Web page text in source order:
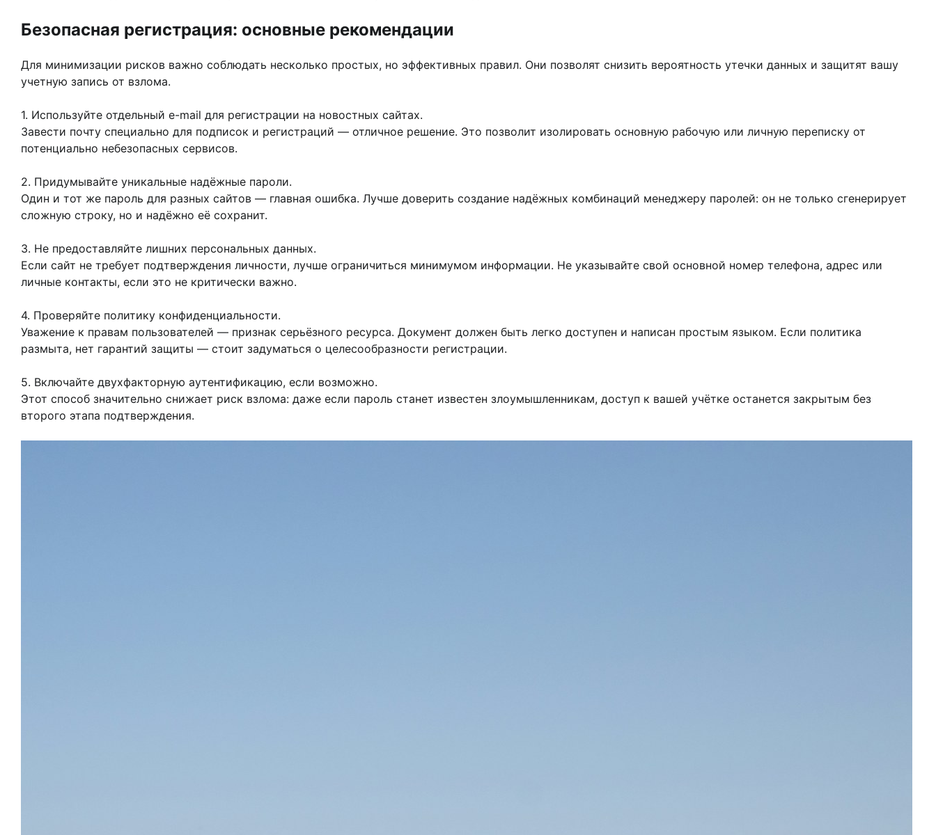
Безопасная регистрация: основные рекомендации
Для минимизации рисков важно соблюдать несколько простых, но эффективных правил. Они позволят снизить вероятность утечки данных и защитят вашу
учетную запись от взлома.
1. Используйте отдельный e-mail для регистрации на новостных сайтах.
Завести почту специально для подписок и регистраций — отличное решение. Это позволит изолировать основную рабочую или личную переписку от
потенциально небезопасных сервисов.
2. Придумывайте уникальные надёжные пароли.
Один и тот же пароль для разных сайтов — главная ошибка. Лучше доверить создание надёжных комбинаций менеджеру паролей: он не только сгенерирует
сложную строку, но и надёжно её сохранит.
3. Не предоставляйте лишних персональных данных.
Если сайт не требует подтверждения личности, лучше ограничиться минимумом информации. Не указывайте свой основной номер телефона, адрес или
личные контакты, если это не критически важно.
4. Проверяйте политику конфиденциальности.
Уважение к правам пользователей — признак серьёзного ресурса. Документ должен быть легко доступен и написан простым языком. Если политика
размыта, нет гарантий защиты — стоит задуматься о целесообразности регистрации.
5. Включайте двухфакторную аутентификацию, если возможно.
Этот способ значительно снижает риск взлома: даже если пароль станет известен злоумышленникам, доступ к вашей учётке останется закрытым без
второго этапа подтверждения.